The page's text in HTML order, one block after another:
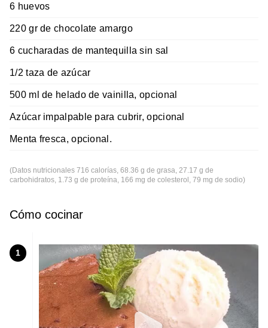
6 huevos
220 gr de chocolate amargo
6 cucharadas de mantequilla sin sal
1/2 taza de azúcar
500 ml de helado de vainilla, opcional
Azúcar impalpable para cubrir, opcional
Menta fresca, opcional.
(Datos nutricionales 716 calorías, 68.36 g de grasa, 27.17 g de
carbohidratos, 1.73 g de proteína, 166 mg de colesterol, 79 mg de sodio)
Cómo cocinar
1